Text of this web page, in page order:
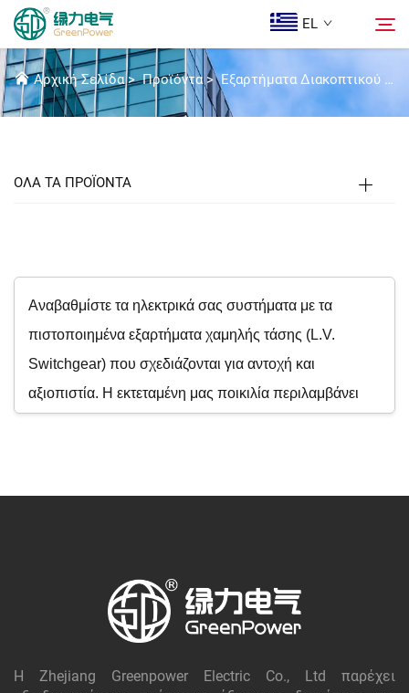
EL
Προϊόντα
Λύσεις
Λήψη
Epi Koinonia
ΕΞΑΡΤΉΜΑΤΑ ΧΑΜΗΛΉΣ ΤΆΣΗΣ
Αρχική Σελίδα>Προϊόντα>Εξαρτήματα Διακοπτικού Εξοπλισμού Χ.Τ.
ΟΛΑ ΤΑ ΠΡΟΪΟΝΤΑ
Αναβαθμίστε τα ηλεκτρικά σας συστήματα με τα
πιστοποιημένα εξαρτήματα χαμηλής τάσης (L.V.
Switchgear) που σχεδιάζονται για αντοχή και
αξιοπιστία. Η εκτεταμένη μας ποικιλία περιλαμβάνει
Κάθε εξάρτημα κατασκευάζεται με ακρίβεια για να
Υποστηριζόμενα από πολλαπλούς τύπους δοκιμών
Η Zhejiang Greenpower Electric Co., Ltd παρέχει